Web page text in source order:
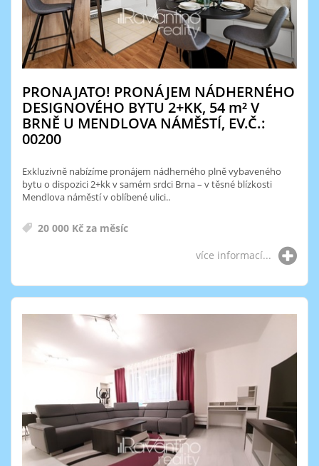
PRONAJATO! PRONÁJEM NÁDHERNÉHO
DESIGNOVÉHO BYTU 2+KK, 54 m²V
BRNĚ U MENDLOVA NÁMĚSTÍ, EV.Č.:
00200
Exkluzivně nabízíme pronájem nádherného plně vybaveného
bytu o dispozici 2+kk v samém srdci Brna – v těsné blízkosti
Mendlova náměstí v oblíbené ulici..
20 000 Kč za měsíc
více informací...